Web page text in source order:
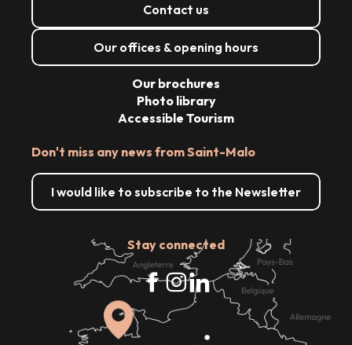
Contact us
Our offices & opening hours
Don't miss any news from Saint-Malo
I would like to subscribe to the Newsletter
Stay connected
Our brochures
Photo library
Accessible Tourism